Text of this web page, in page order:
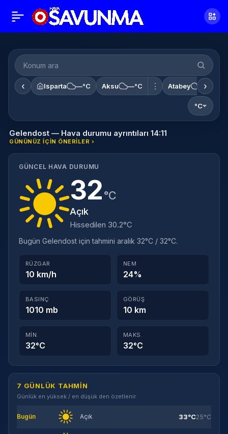
‹ Isparta —°C Aksu —°C ⋮ Atabey —°C
›
°C
Gelendost — Hava durumu ayrıntıları 14:11
GÜNÜNÜZ IÇIN ÖNERILER ›
GÜNCEL HAVA DURUMU
32°C
Açık
Hissedilen 30.2°C
Bugün Gelendost için tahmini aralık 32°C / 32°C.
RÜZGAR
10 km/h
NEM
24%
BASINÇ
1010 mb
GÖRÜŞ
10 km
MIN.
32°C
MAKS.
32°C
7 GÜNLÜK TAHMIN
Günlük en yüksek / en düşük den özetlenir.
Bugün Açık 33°C25°C